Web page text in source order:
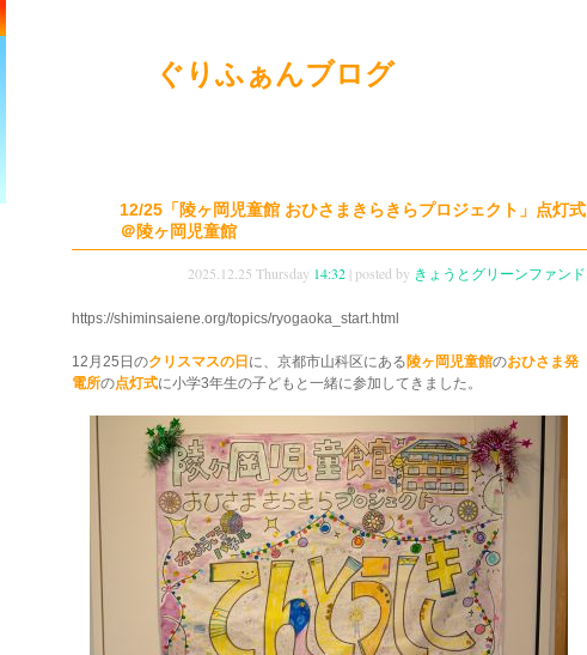
ぐりふぁんブログ
12/25「陵ヶ岡児童館 おひさまきらきらプロジェクト」点灯式
＠陵ヶ岡児童館
2025.12.25 Thursday 14:32 | posted by きょうとグリーンファンド
https://shiminsaiene.org/topics/ryogaoka_start.html
12月25日のクリスマスの日 に、京都市山科区にある陵ヶ岡児童館のおひさま発
電所の点灯式に小学3年生の子どもと一緒に参加してきました。